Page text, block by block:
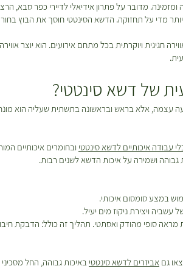
מדובר על פתרון אידיאלי לדיירי כפר סבא,
מדי על תחזוקה. הדשא הסינטטי חוסך את הבוץ
חגיגית ויוקרתית בכל מתחם אירועים. הוא יוצר
של דשא סינטטי?
עצמה, אלא בראש ובראשונה בתשתית שעליה הוא
עבודה איכותיים לדשא סינטטי ובחומרים איכותיים
גבוהה ושמירה על איכות הדשא לשנים רבות.
במצע סומסום איכותי.
ויצירת ניקוז מים יעיל.
סופי מהודק ואסתטי. תהליך זה כולל: הדבקת
גם אביזרים לדשא סינטטי באיכות גבוהה, החל